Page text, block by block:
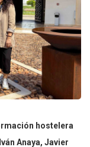
hostelera
Anaya, Javier